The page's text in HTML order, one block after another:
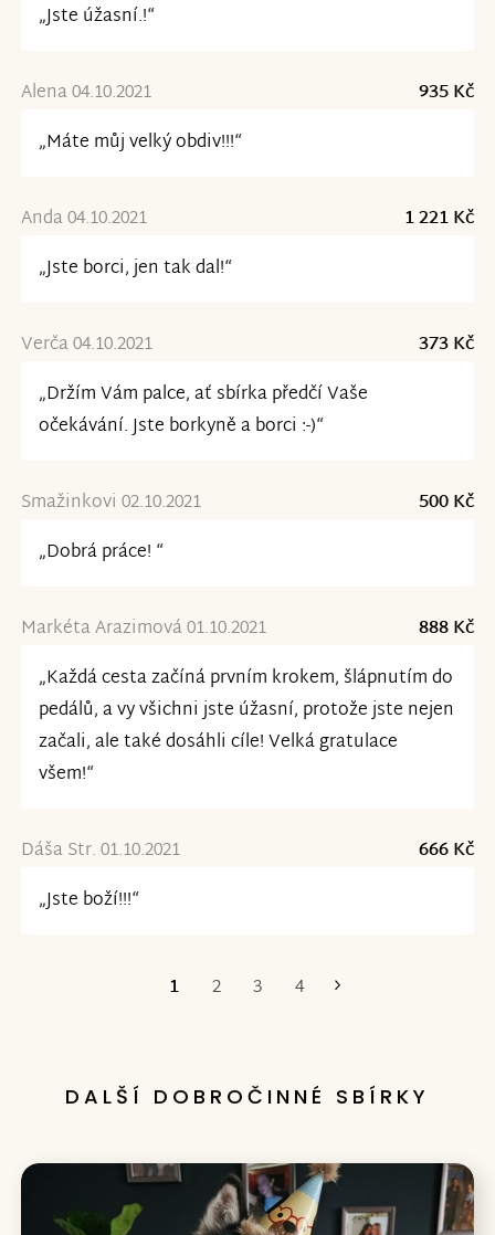
„Jste úžasní.!“
Alena 04.10.2021
935 Kč
„Máte můj velký obdiv!!!“
Anda 04.10.2021
1 221 Kč
„Jste borci, jen tak dal!“
Verča 04.10.2021
373 Kč
„Držím Vám palce, ať sbírka předčí Vaše
očekávání. Jste borkyně a borci :-)“
Smažinkovi 02.10.2021
500 Kč
„Dobrá práce! “
Markéta Arazimová 01.10.2021
888 Kč
„Každá cesta začíná prvním krokem, šlápnutím do
pedálů, a vy všichni jste úžasní, protože jste nejen
začali, ale také dosáhli cíle! Velká gratulace
všem!“
Dáša Str. 01.10.2021
666 Kč
„Jste boží!!!“
1 2 3 4
DALŠÍ DOBROČINNÉ SBÍRKY